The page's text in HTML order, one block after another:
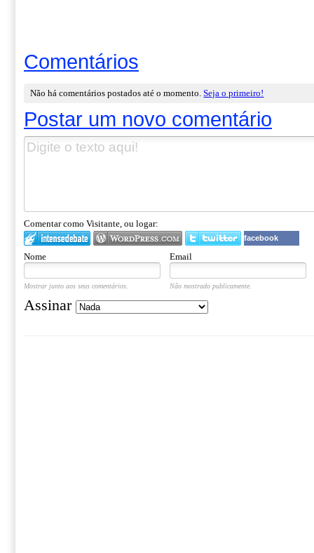
Comentários
Não há comentários postados até o momento.Seja o primeiro!
Postar um novo comentário
Comentar como Visitante, ou logar:
facebook
Nome Email
Mostrar junto aos seus comentários. Não mostrado publicamente.
Assinar